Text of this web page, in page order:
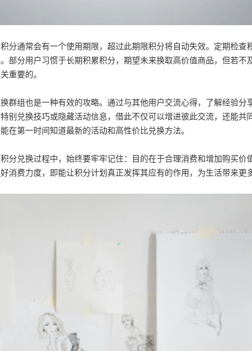
分通常会有一个使用期限，超过此期限积分将自动失效。定期检查
部分用户习惯于长期积累积分，期望未来换取高价值商品，但若不
重要的。
群组也是一种有效的攻略。通过与其他用户交流心得，了解经验分
别兑换技巧或隐藏活动信息，借此不仅可以增进彼此交流，还能共
在第一时间知道最新的活动和高性价比兑换方法。
分兑换过程中，始终要牢牢记住：目的在于合理消费和增加购买价
消费力度，即能让积分计划真正发挥其应有的作用，为生活带来更